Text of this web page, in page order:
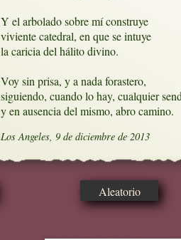
Y el arbolado sobre mí construye
viviente catedral, en que se intuye
la caricia del hálito divino.
Voy sin prisa, y a nada forastero,
siguiendo, cuando lo hay, cualquier
y en ausencia del mismo, abro camino.
Los Angeles, 9 de diciembre de 2013
Aleatorio